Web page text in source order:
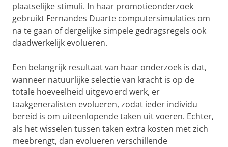
plaatselijke stimuli. In haar promotieonderzoek
gebruikt Fernandes Duarte computersimulaties om
na te gaan of dergelijke simpele gedragsregels ook
daadwerkelijk evolueren.
Een belangrijk resultaat van haar onderzoek is dat,
wanneer natuurlijke selectie van kracht is op de
totale hoeveelheid uitgevoerd werk, er
taakgeneralisten evolueren, zodat ieder individu
bereid is om uiteenlopende taken uit voeren. Echter,
als het wisselen tussen taken extra kosten met zich
meebrengt, dan evolueren verschillende